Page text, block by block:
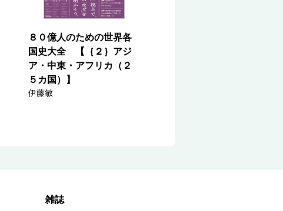
８０億人のための世界各
国史大全 【｛２｝アジ
ア・中東・アフリカ（２
５カ国）】
伊藤敏
雑誌